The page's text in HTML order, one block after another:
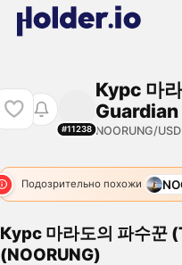
#11238
Курс 마
NOORUNG/USD
Подозрительно похожи
Курс 마라도의 파수꾼
(NOORUNG)